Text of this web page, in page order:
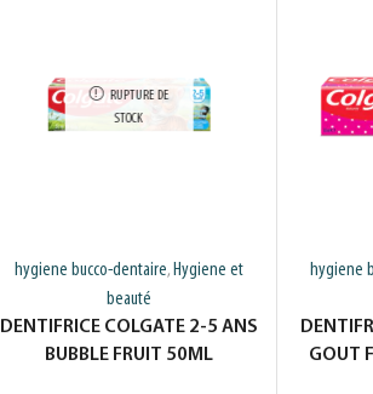
RUPTURE DE
STOCK
hygiene bucco-dentaire, Hygiene et
beauté
DENTIFRICE COLGATE 2-5 ANS
BUBBLE FRUIT 50ML
hygiene
GOUT